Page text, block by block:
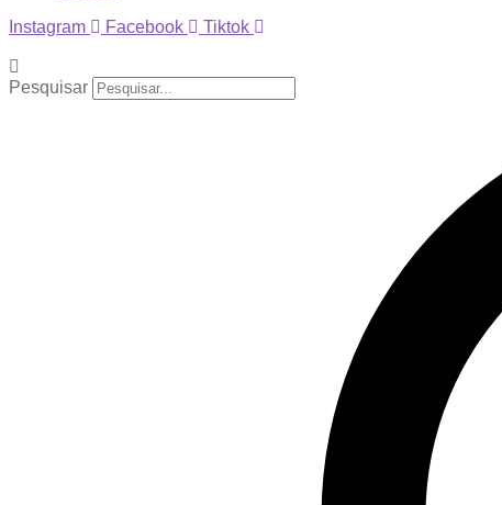
Instagram
Facebook Tiktok
Pesquisar